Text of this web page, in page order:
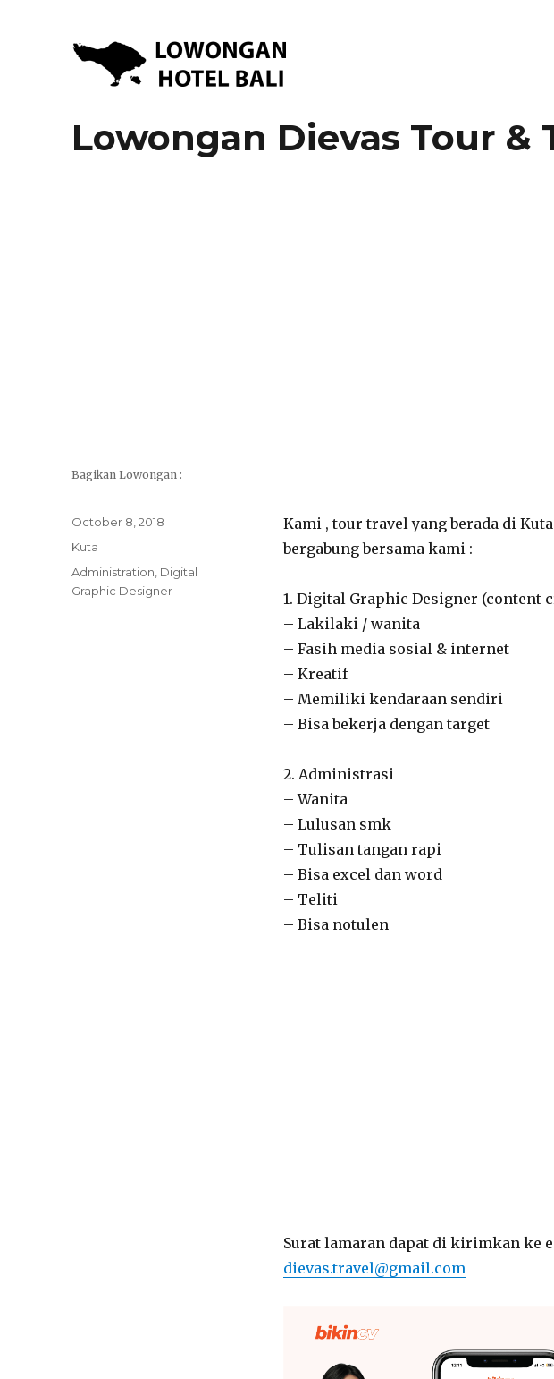
Lowongan Hotel Bali | Loker Hotel
Lowongan Dievas Tour &
Bagikan Lowongan :
Kami , tour travel yang berada di
bergabung bersama kami :
1. Digital Graphic Designer (content
– Lakilaki / wanita
– Fasih media sosial & internet
– Kreatif
– Memiliki kendaraan sendiri
– Bisa bekerja dengan target
2. Administrasi
– Wanita
– Lulusan smk
– Tulisan tangan rapi
– Bisa excel dan word
– Teliti
– Bisa notulen
Surat lamaran dapat di kirimkan ke
dievas.travel@gmail.com
Posted
October 8, 2018
Categories
Kuta
Tags
Administration Digital
Graphic Designer